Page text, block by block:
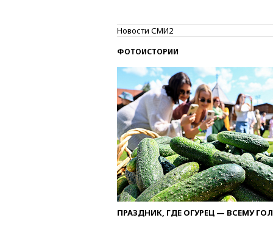
Новости СМИ2
ФОТОИСТОРИИ
ПРАЗДНИК, ГДЕ ОГУРЕЦ — ВСЕМУ